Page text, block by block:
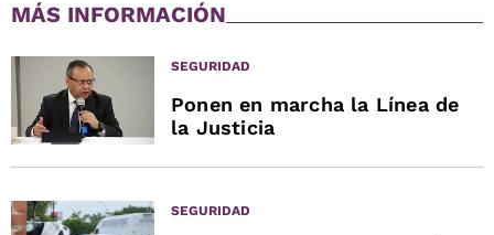
MÁS INFORMACIÓN
SEGURIDAD
Ponen en marcha la Línea de
la Justicia
SEGURIDAD